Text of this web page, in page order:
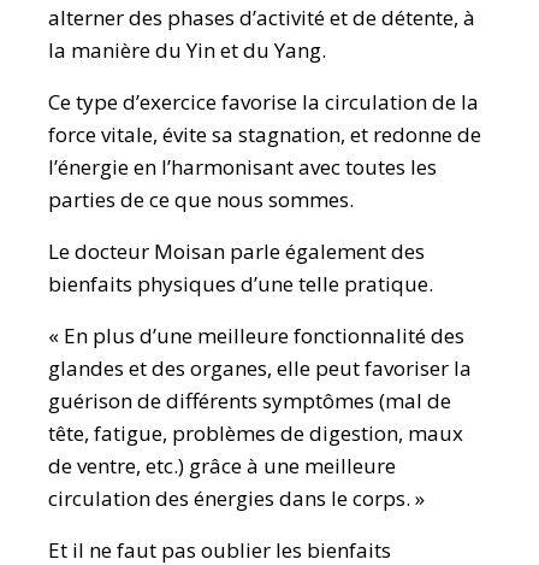
alterner des phases d’activité et de détente, à
la manière du Yin et du Yang.
Ce type d’exercice favorise la circulation de la
force vitale, évite sa stagnation, et redonne de
l’énergie en l’harmonisant avec toutes les
parties de ce que nous sommes.
Le docteur Moisan parle également des
bienfaits physiques d’une telle pratique.
« En plus d’une meilleure fonctionnalité des
glandes et des organes, elle peut favoriser la
guérison de différents symptômes (mal de
tête, fatigue, problèmes de digestion, maux
de ventre, etc.) grâce à une meilleure
circulation des énergies dans le corps. »
Et il ne faut pas oublier les bienfaits